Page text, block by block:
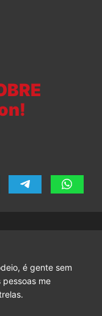
é gente sem
pessoas me